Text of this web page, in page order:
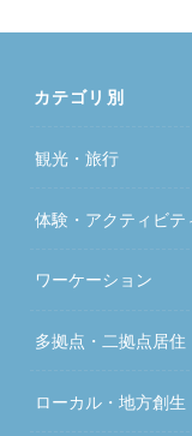
カテゴリ別
観光・旅行
体験・アクティビテ
ワーケーション
多拠点・二拠点居住
ローカル・地方創生